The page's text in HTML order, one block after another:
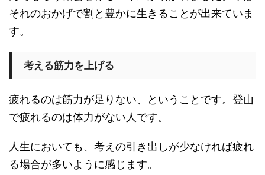
それのおかげで割と豊かに生きることが出来ていま
す。
考える筋力を上げる
疲れるのは筋力が足りない、ということです。登山
で疲れるのは体力がない人です。
人生においても、考えの引き出しが少なければ疲れ
る場合が多いように感じます。